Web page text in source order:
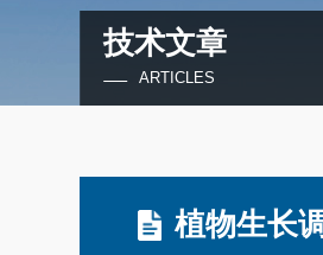
技术文章
ARTICLES
植物生长